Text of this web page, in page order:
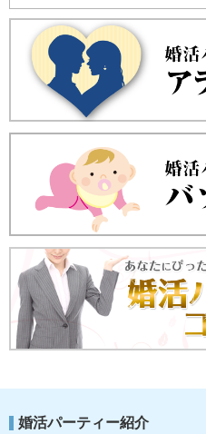
婚活パーティー紹介